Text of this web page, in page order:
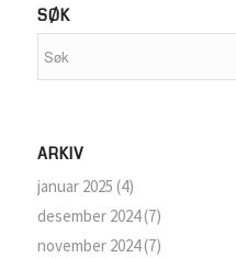
SØK
ARKIV
januar 2025 (4)
desember 2024(7)
november 2024(7)